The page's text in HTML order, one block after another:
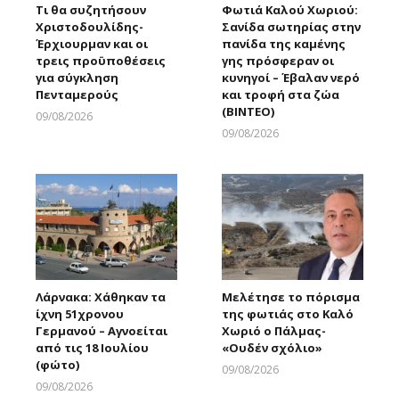
Τι θα συζητήσουν
Χριστοδουλίδης-
Έρχιουρμαν και οι
τρεις προϋποθέσεις
για σύγκληση
Πενταμερούς
09/08/2026
Φωτιά Καλού Χωριού:
Σανίδα σωτηρίας στην
πανίδα της καμένης
γης πρόσφεραν οι
κυνηγοί – Έβαλαν νερό
και τροφή στα ζώα
(ΒΙΝΤΕΟ)
09/08/2026
Λάρνακα: Χάθηκαν τα
ίχνη 51χρονου
Γερμανού – Αγνοείται
από τις 18 Ιουλίου
(φώτο)
09/08/2026
Μελέτησε το πόρισμα
της φωτιάς στο Καλό
Χωριό ο Πάλμας-
«Ουδέν σχόλιο»
09/08/2026